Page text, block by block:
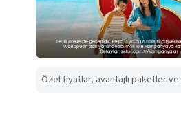
Özel fiyatlar, avantajlı paketler